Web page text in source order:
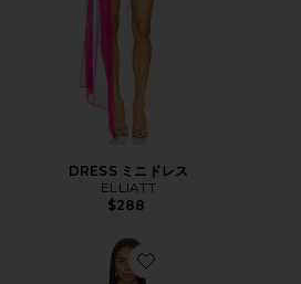
DRESS ミニドレス
ELLIATT
$288
Favorite YASMEEN ドレス